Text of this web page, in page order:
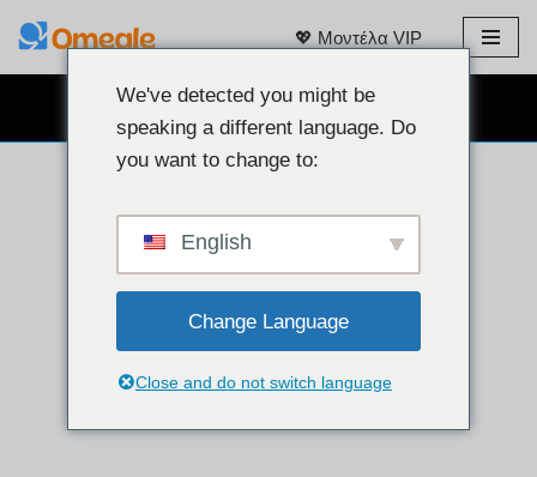
περιεχόμενο
💖 Μοντέλα VIP
ΔΩΡΕΆΝ ΣΥΝΟΜΙΛΊΑ ΜΈΣΩ WEBCAM 👉
We've detected you might be
speaking a different language. Do
you want to change to:
English
Change Language
Close and do not switch language